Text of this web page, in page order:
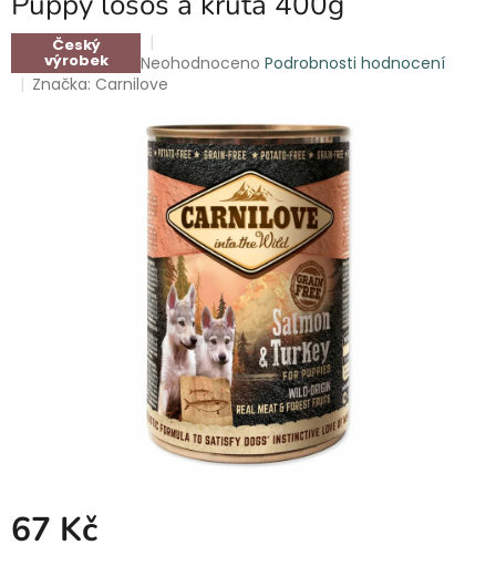
Český
výrobek
Průměrné
hodnocení
je
0,0
z
5
hvězdiček.
Neohodnoceno Podrobnosti hodnocení
Značka:Carnilove
67 Kč